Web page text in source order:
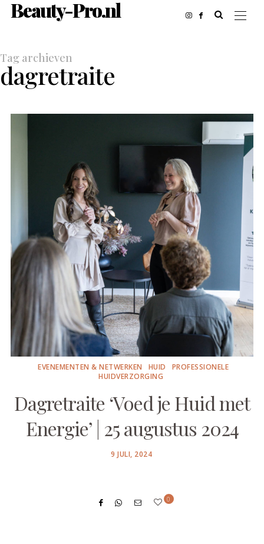
Beauty-Pro.nl
Tag archieven
dagretraite
EVENEMENTEN & NETWERKEN HUID
PROFESSIONELE
HUIDVERZORGING
Dagretraite ‘Voed je Huid met
Energie’ | 25 augustus 2024
POSTED
9 JULI, 2024
0